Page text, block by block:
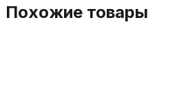
Похожие товары